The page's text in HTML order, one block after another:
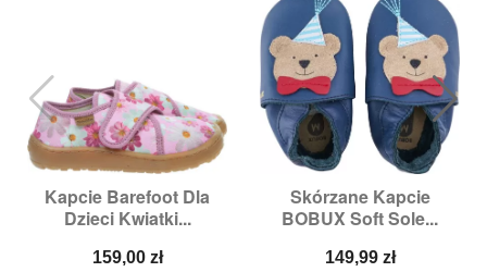
Kapcie Barefoot Dla
Dzieci Kwiatki...
Cena
159,00 zł
Skórzane Kapcie
BOBUX Soft Sole...
Cena
149,99 zł